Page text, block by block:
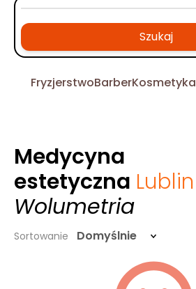
Szukaj
FryzjerstwoBarberKosmetyka
Medycyna
estetyczna Lublin
Wolumetria
Sortowanie Domyślnie